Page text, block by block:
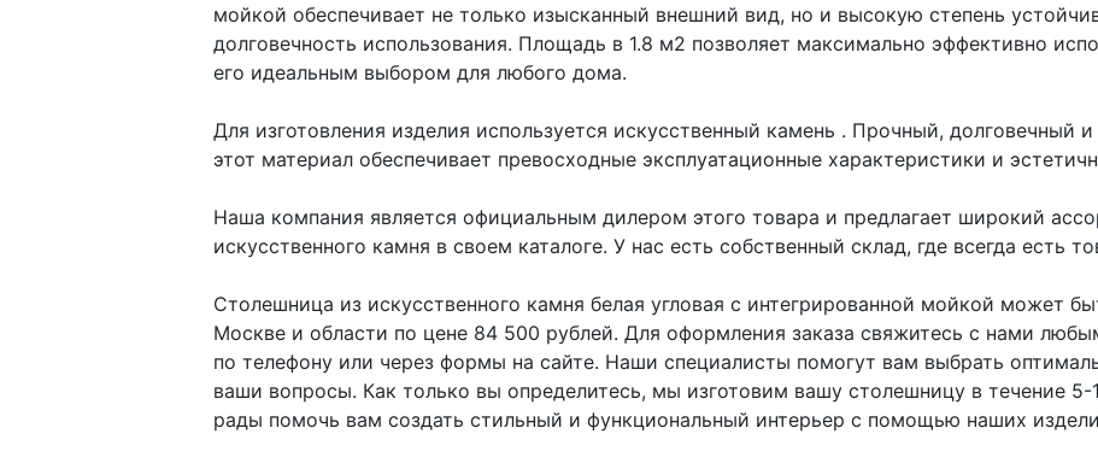
мойкой обеспечивает не только изысканный внешний вид, но и высокую степень
долговечность использования. Площадь в 1.8 м2 позволяет максимально эффективно
его идеальным выбором для любого дома.
Для изготовления изделия используется искусственный камень . Прочный, долговечный и
этот материал обеспечивает превосходные эксплуатационные характеристики и
Наша компания является официальным дилером этого товара и предлагает широкий
искусственного камня в своем каталоге. У нас есть собственный склад, где всегда есть
Столешница из искусственного камня белая угловая с интегрированной мойкой может
Москве и области по цене 84 500 рублей. Для оформления заказа свяжитесь с нами
по телефону или через формы на сайте. Наши специалисты помогут вам выбрать
ваши вопросы. Как только вы определитесь, мы изготовим вашу столешницу в течение
рады помочь вам создать стильный и функциональный интерьер с помощью наших